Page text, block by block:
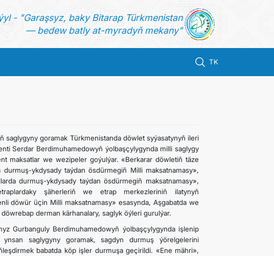
- "Garaşsyz, baky Bitarap Türkmenistan
— bedew batly at-myradyň mekany"
TK
goramak Türkmenistanda döwlet syýasatynyň ileri
Serdar Berdimuhamedowyň ýolbaşçylygynda milli saglygy
maksatlar we wezipeler goýulýar. «Berkarar döwletiň täze
ykdysady taýdan ösdürmegiň Milli maksatnamasy»,
durmuş-ykdysady taýdan ösdürmegiň maksatnamasy»,
şäherleriň we etrap merkezleriniň ilatynyň
döwür üçin Milli maksatnamasy» esasynda, Aşgabatda we
derman kärhanalary, saglyk öýleri gurulýar.
Gurbanguly Berdimuhamedowyň ýolbaşçylygynda işlenip
ynsan saglygyny goramak, sagdyn durmuş ýörelgelerini
babatda köp işler durmuşa geçirildi. «Ene mähri»,